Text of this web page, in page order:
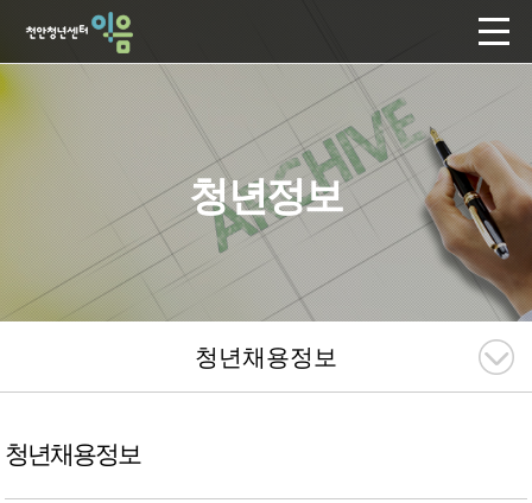
청년정보
청년채용정보
청년채용정보